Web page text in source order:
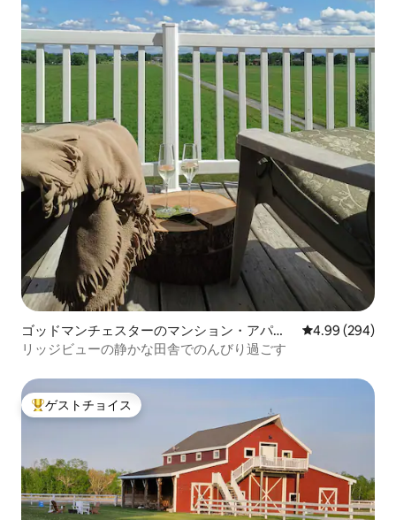
ゴッドマンチェスターのマンション・アパー
ト
レビュー294
4.99 (294)
リッジビューの静かな田舎でのんびり過ごす
大好評のゲストチョイスです。
ゲストチョイス